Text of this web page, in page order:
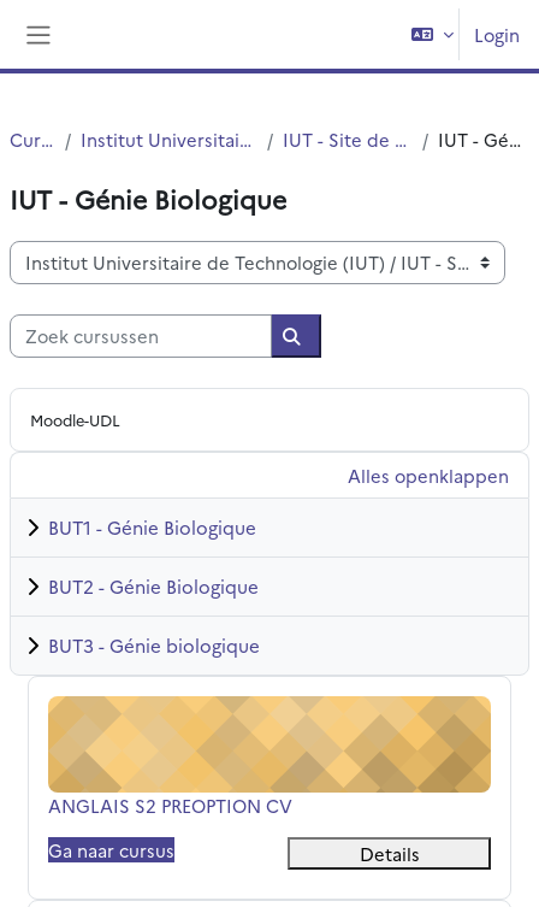
Login
Cursussen Institut Universitaire de Technologie (IUT) IUT - Site de Villeneuve d'Ascq IUT - Génie Biologique
IUT - Génie Biologique
Cursuscategorieën
Zoek cursussen
Zoek cursussen
Moodle-UDL
Alles openklappen
BUT1 - Génie Biologique
BUT2 - Génie Biologique
BUT3 - Génie biologique
ANGLAIS S2 PREOPTION CV
Cursusnaam
ANGLAIS S2 PREOPTION CV
Ga naar cursus
Details